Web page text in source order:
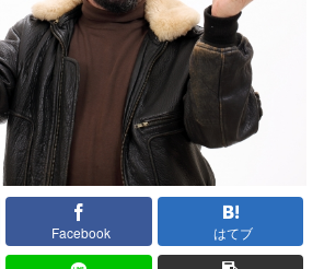
Facebook はてブ